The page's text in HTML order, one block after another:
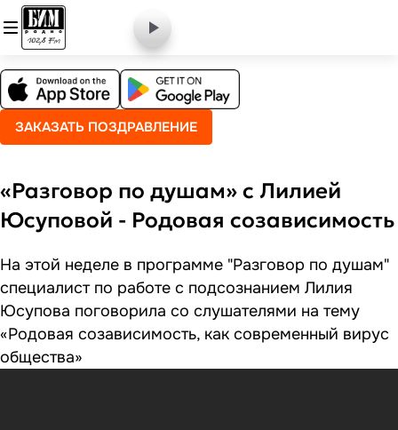
ЗАКАЗАТЬ ПОЗДРАВЛЕНИЕ
«Разговор по душам» с Лилией
Юсуповой - Родовая созависимость
На этой неделе в программе "Разговор по душам"
специалист по работе с подсознанием Лилия
Юсупова поговорила со слушателями на тему
«Родовая созависимость, как современный вирус
общества»